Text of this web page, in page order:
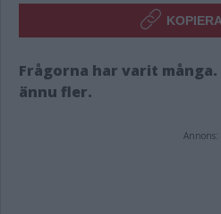
Frågorna har varit
ännu fler.
Annons: